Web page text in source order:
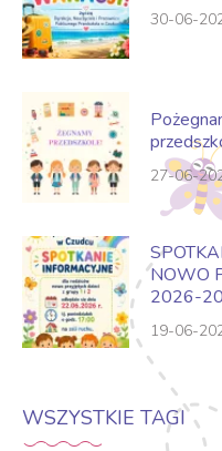
30-06-
27-06-
NOWO
2026-
19-06-
WSZYSTKIE TAGI